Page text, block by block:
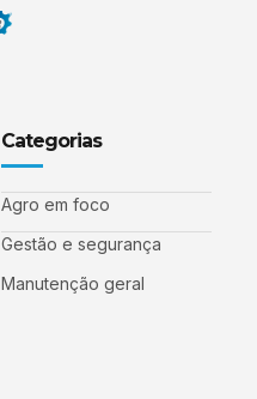
Categorias
Agro em foco
Gestão e segurança
Manutenção geral